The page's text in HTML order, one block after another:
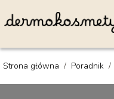
Strona główna / Poradnik /